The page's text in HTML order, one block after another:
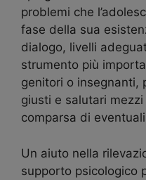
problemi che
fase della sua
dialogo, livelli
strumento più
genitori o insegnanti,
giusti e salutari
comparsa di
Un aiuto nella
supporto psicologico